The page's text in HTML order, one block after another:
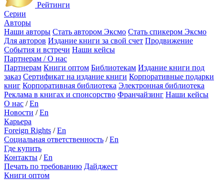
Рейтинги
Серии
Авторы
Наши авторы Стать автором Эксмо Стать спикером Эксмо
Для авторов Издание книги за свой счет Продвижение
События и встречи Наши кейсы
Партнерам / О нас
Партнерам Книги оптом Библиотекам Издание книги под
заказ Сертификат на издание книги Корпоративные подарки
книг Корпоративная библиотека Электронная библиотека
Реклама в книгах и спонсорство Франчайзинг Наши кейсы
О нас /En
Новости /En
Карьера
Foreign Rights /En
Социальная ответственность /En
Где купить
Контакты /En
Печать по требованию Дайджест
Книги оптом